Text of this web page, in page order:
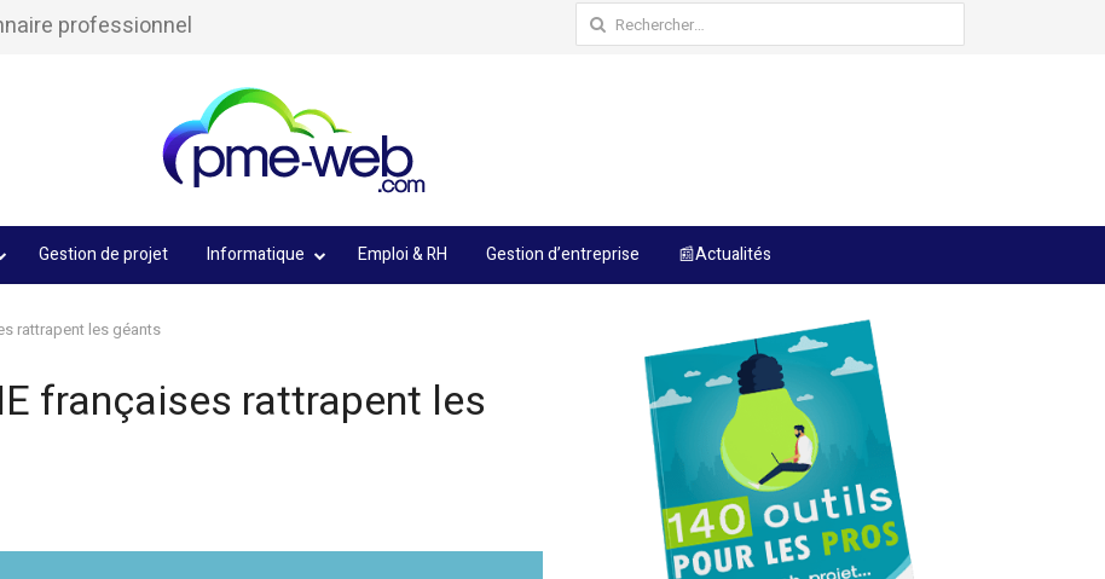
professionnel Rechercher :
Gestion de projet Informatique Emploi & RH Gestion d’entreprise 📰Actualités
rattrapent les géants
françaises rattrapent les